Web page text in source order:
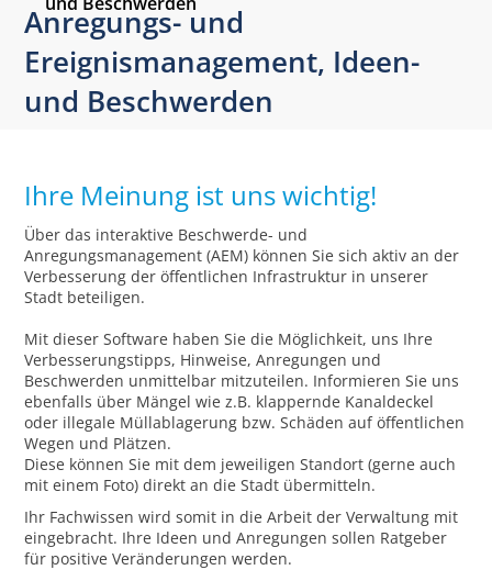
Anregungs- und
Ereignismanagement, Ideen-
und Beschwerden
Ihre Meinung ist uns wichtig!
Über das interaktive Beschwerde- und
Anregungsmanagement (AEM) können Sie sich aktiv an der
Verbesserung der öffentlichen Infrastruktur in unserer
Stadt beteiligen.
Mit dieser Software haben Sie die Möglichkeit, uns Ihre
Verbesserungstipps, Hinweise, Anregungen und
Beschwerden unmittelbar mitzuteilen. Informieren Sie uns
ebenfalls über Mängel wie z.B. klappernde Kanaldeckel
oder illegale Müllablagerung bzw. Schäden auf öffentlichen
Wegen und Plätzen.
Diese können Sie mit dem jeweiligen Standort (gerne auch
mit einem Foto) direkt an die Stadt übermitteln.
Ihr Fachwissen wird somit in die Arbeit der Verwaltung mit
eingebracht. Ihre Ideen und Anregungen sollen Ratgeber
für positive Veränderungen werden.